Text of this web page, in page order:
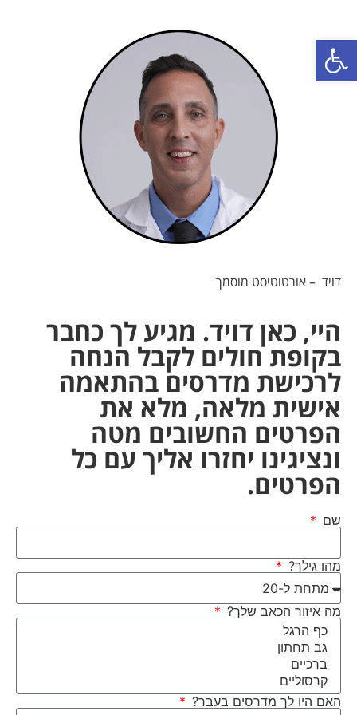
דויד – אורטוטיסט מוסמך
היי, כאן דויד. מגיע לך כחבר
בקופת חולים לקבל הנחה
לרכישת מדרסים בהתאמה
אישית מלאה, מלא את
הפרטים החשובים מטה
ונציגינו יחזרו אליך עם כל
הפרטים.
שם
מהו גילך?
מה איזור הכאב שלך?
האם היו לך מדרסים בעבר?
פתח סרגל נגישות